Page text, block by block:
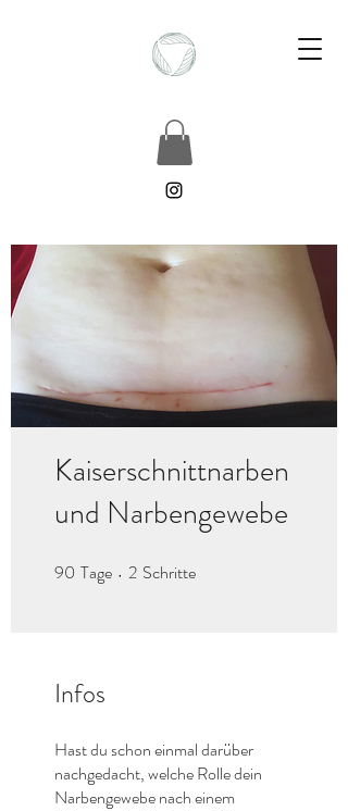
Kaiserschnittnarben
und Narbengewebe
90 Tage 90 Tage
2 Schritte
Infos
Hast du schon einmal darüber
nachgedacht, welche Rolle dein
Narbengewebe nach einem